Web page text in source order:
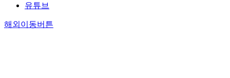
유튜브
해외이동버튼